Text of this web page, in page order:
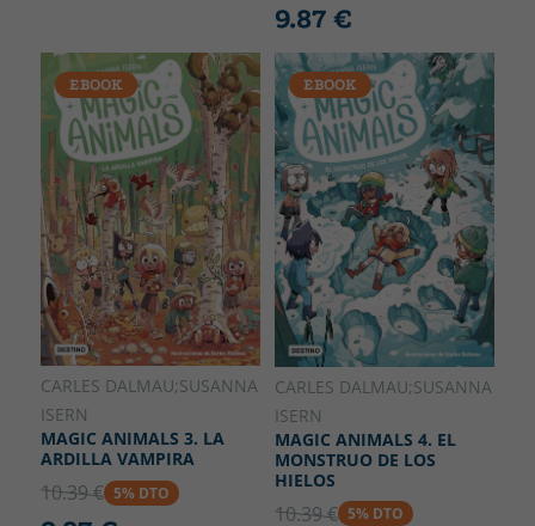
9.87 €
EBOOK
CARLES DALMAU;SUSANNA
ISERN
MAGIC ANIMALS 3. LA
ARDILLA VAMPIRA
10.39 € 5% DTO
EBOOK
CARLES DALMAU;SUSANNA
ISERN
MAGIC ANIMALS 4. EL
MONSTRUO DE LOS
HIELOS
10.39 € 5% DTO